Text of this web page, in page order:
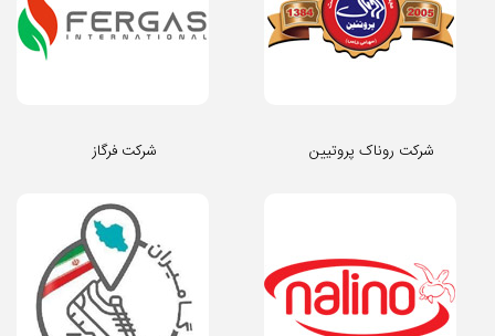
شرکت فرگاز شرکت روناک پروتیین